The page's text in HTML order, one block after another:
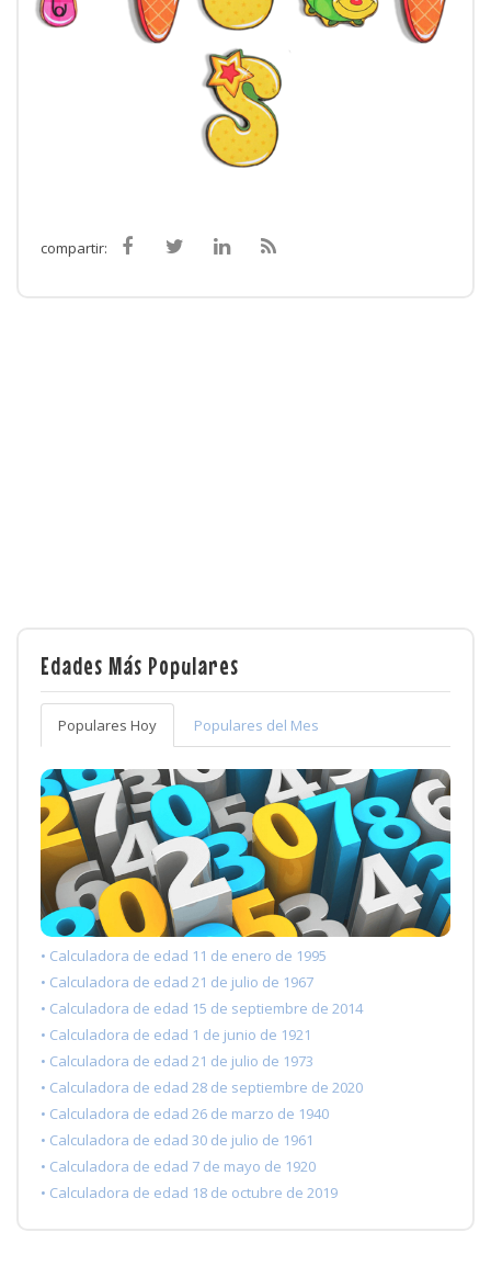
compartir:
Edades Más Populares
Populares Hoy Populares del Mes
• Calculadora de edad 11 de enero de 1995
• Calculadora de edad 21 de julio de 1967
• Calculadora de edad 15 de septiembre de 2014
• Calculadora de edad 1 de junio de 1921
• Calculadora de edad 21 de julio de 1973
• Calculadora de edad 28 de septiembre de 2020
• Calculadora de edad 26 de marzo de 1940
• Calculadora de edad 30 de julio de 1961
• Calculadora de edad 7 de mayo de 1920
• Calculadora de edad 18 de octubre de 2019